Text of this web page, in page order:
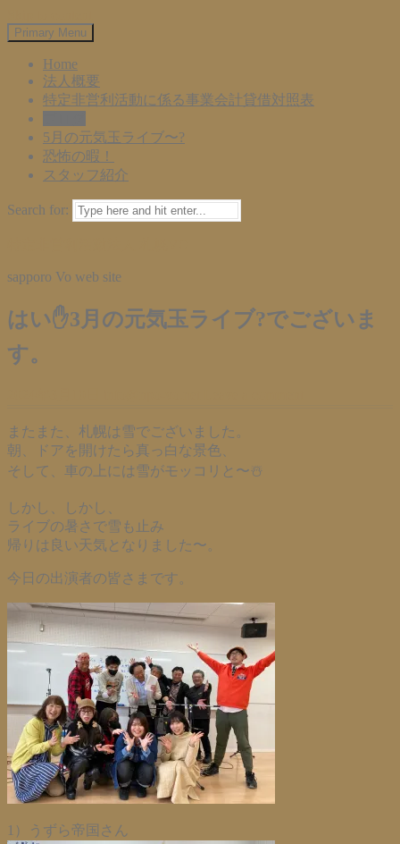
Primary Menu
Home
法人概要
特定非営利活動に係る事業会計貸借対照表
5月の元気玉ライブ〜?
恐怖の暇！
スタッフ紹介
Search for:
sapporo Vo web site
はい✋3月の元気玉ライブ?でございま
す。
またまた、札幌は雪でございました。
朝、ドアを開けたら真っ白な景色、
そして、車の上には雪がモッコリと〜☃️
しかし、しかし、
ライブの暑さで雪も止み
帰りは良い天気となりました〜。
今日の出演者の皆さまです。
1）うずら帝国さん